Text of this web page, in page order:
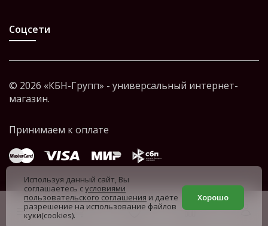
Соцсети
© 2026 «КБН-Групп» - универсальный интернет-
магазин.
Используя данный сайт, Вы
соглашаетесь сусловиями
пользовательского соглашения и даёте
разрешение на использование файлов
куки(cookies).
Хорошо